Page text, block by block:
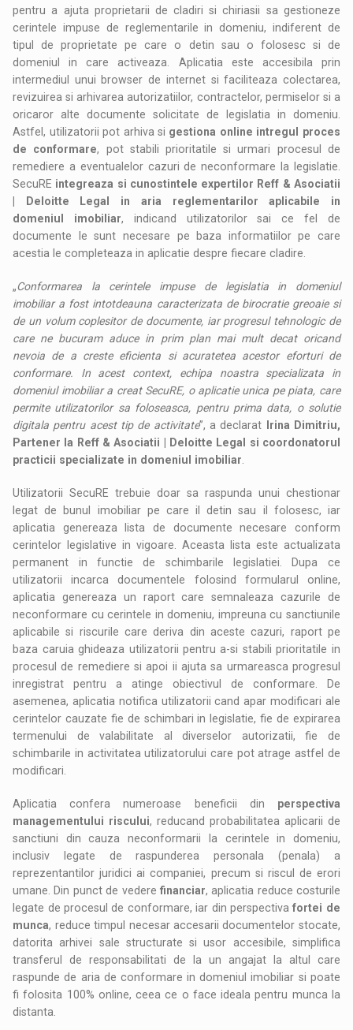
pentru a ajuta proprietarii de cladiri si chiriasii sa gestioneze
cerintele impuse de reglementarile in domeniu, indiferent de
tipul de proprietate pe care o detin sau o folosesc si de
domeniul in care activeaza. Aplicatia este accesibila prin
intermediul unui browser de internet si faciliteaza colectarea,
revizuirea si arhivarea autorizatiilor, contractelor, permiselor si a
oricaror alte documente solicitate de legislatia in domeniu.
Astfel, utilizatorii pot arhiva si gestiona online intregul proces
de conformare, pot stabili prioritatile si urmari procesul de
remediere a eventualelor cazuri de neconformare la legislatie.
SecuRE integreaza si cunostintele expertilor Reff & Asociatii
| Deloitte Legal in aria reglementarilor aplicabile in
domeniul imobiliar, indicand utilizatorilor sai ce fel de
documente le sunt necesare pe baza informatiilor pe care
acestia le completeaza in aplicatie despre fiecare cladire.
„Conformarea la cerintele impuse de legislatia in domeniul
imobiliar a fost intotdeauna caracterizata de birocratie greoaie si
de un volum coplesitor de documente, iar progresul tehnologic de
care ne bucuram aduce in prim plan mai mult decat oricand
nevoia de a creste eficienta si acuratetea acestor eforturi de
conformare. In acest context, echipa noastra specializata in
domeniul imobiliar a creat SecuRE, o aplicatie unica pe piata, care
permite utilizatorilor sa foloseasca, pentru prima data, o solutie
digitala pentru acest tip de activitate”, a declarat
Irina Dimitriu,
Partener la Reff & Asociatii | Deloitte Legal si coordonatorul
practicii specializate in domeniul imobiliar
Utilizatorii SecuRE trebuie doar sa raspunda unui chestionar
legat de bunul imobiliar pe care il detin sau il folosesc, iar
aplicatia genereaza lista de documente necesare conform
cerintelor legislative in vigoare. Aceasta lista este actualizata
permanent in functie de schimbarile legislatiei. Dupa ce
utilizatorii incarca documentele folosind formularul online,
aplicatia genereaza un raport care semnaleaza cazurile de
neconformare cu cerintele in domeniu, impreuna cu sanctiunile
aplicabile si riscurile care deriva din aceste cazuri, raport pe
baza caruia ghideaza utilizatorii pentru a-si stabili prioritatile in
procesul de remediere si apoi ii ajuta sa urmareasca progresul
inregistrat pentru a atinge obiectivul de conformare. De
asemenea, aplicatia notifica utilizatorii cand apar modificari ale
cerintelor cauzate fie de schimbari in legislatie, fie de expirarea
termenului de valabilitate al diverselor autorizatii, fie de
schimbarile in activitatea utilizatorului care pot atrage astfel de
modificari.
Aplicatia confera numeroase beneficii din perspectiva
managementului riscului, reducand probabilitatea aplicarii de
sanctiuni din cauza neconformarii la cerintele in domeniu,
inclusiv legate de raspunderea personala (penala) a
reprezentantilor juridici ai companiei, precum si riscul de erori
umane. Din punct de vedere financiar, aplicatia reduce costurile
legate de procesul de conformare, iar din perspectivafortei de
munca, reduce timpul necesar accesarii documentelor stocate,
datorita arhivei sale structurate si usor accesibile, simplifica
transferul de responsabilitati de la un angajat la altul care
raspunde de aria de conformare in domeniul imobiliar si poate
fi folosita 100% online, ceea ce o face ideala pentru munca la
distanta.